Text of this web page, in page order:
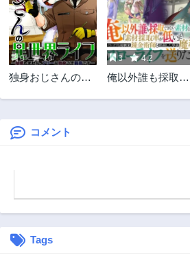
0 10
独身おじさんの異
な独身こそ最高で
す～
3 4.2
俺以外誰も採取で
い」とパワハラす
コメント
Tags